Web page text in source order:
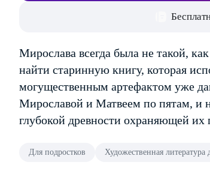
Мирослава всегда была не такой,
найти старинную книгу, которая
могущественным артефактом уже
Мирославой и Матвеем по пятам, и
глубокой древности охраняющей их
Для подростков Художественная литература